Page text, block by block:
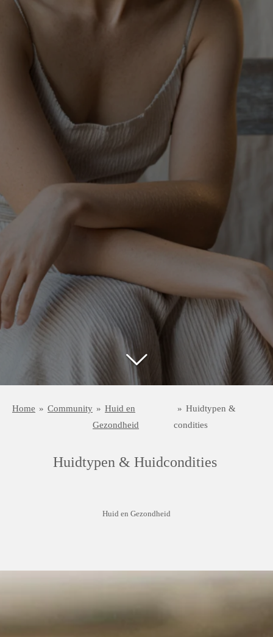
Home » Community » Huid en
Gezondheid
» Huidtypen &
condities
Huidtypen & Huidcondities
Huid en Gezondheid